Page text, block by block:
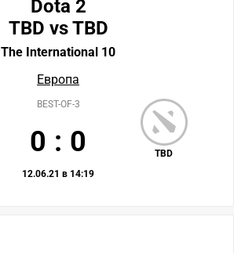
Dota 2
TBD vs TBD
The International 10
Европа
TBD
BEST-OF-3
0 : 0
12.06.21 в 14:19